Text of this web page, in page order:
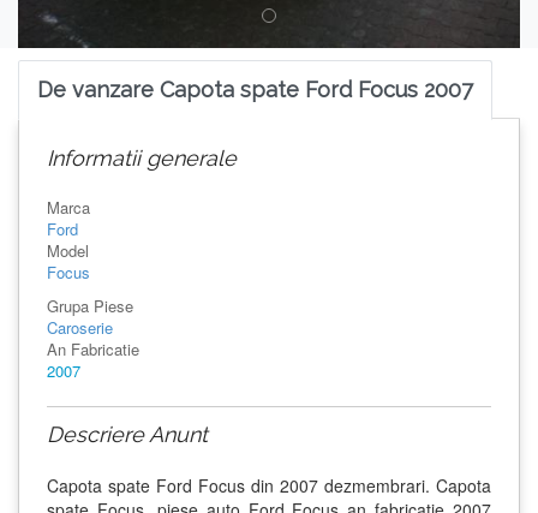
De vanzare Capota spate Ford Focus 2007
Informatii generale
Marca
Ford
Model
Focus
Grupa Piese
Caroserie
An Fabricatie
2007
Descriere Anunt
Capota spate Ford Focus din 2007 dezmembrari. Capota